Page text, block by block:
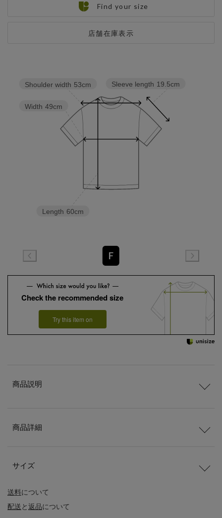
店舗在庫表示
Find your size
Sleeve length 19.5cm
Length 60cm
Width 49cm
Shoulder width 53cm
F
Check the recommended size
Try this item on
送料について
配送と返品について
商品説明
商品詳細
サイズ